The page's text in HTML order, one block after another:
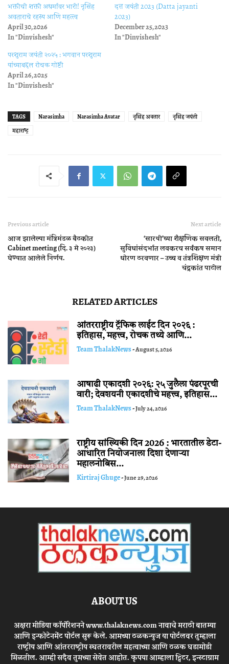
भक्तीची शक्ती अधर्मावर भारी! नृसिंह
अवताराचे रहस्य आणि महत्त्व
April 30, 2026
In "Dinvishesh"
दत्त जयंती 2023 (Datta jayanti
2023)
December 25, 2023
In "Dinvishesh"
परशुराम जयंती २०२५ : भगवान परशुराम
यांच्याबद्दल रोचक गोष्टी
April 26, 2025
In "Dinvishesh"
TAGS Narasimha Narasimha Avatar नृसिंह अवतार
नृसिंह जयंती
महाराष्ट्र
Previous article
आज झालेल्या मंत्रिमंडळ बैठकीत
Cabinet meeting (दि. ३ मे २०२३)
घेण्यात आलेले निर्णय.
Next article
‘सारथी’च्या शैक्षणिक सवलती,
सुविधांसंदर्भात लवकरच सर्वंकष समान
धोरण ठरवणार – उच्च व तंत्रशिक्षण मंत्री
चंद्रकांत पाटील
RELATED ARTICLES
आंतरराष्ट्रीय ट्रॅफिक लाईट दिन २०२६ :
इतिहास, महत्त्व, रोचक तथ्ये आणि...
Team ThalakNews-August 5, 2026
आषाढी एकादशी २०२६: २५ जुलैला पंढरपूरची
वारी; देवशयनी एकादशीचे महत्त्व, इतिहास...
Team ThalakNews-July 24, 2026
राष्ट्रीय सांख्यिकी दिन 2026 : भारतातील डेटा-
आधारित नियोजनाला दिशा देणाऱ्या
महालनोबिस...
Kirtiraj Ghuge-June 29, 2026
ABOUT US
अक्षरा मीडिया कॉर्पोरेशनने www.thalaknews.com नावाचे मराठी बातम्या
आणि इन्फोटेनमेंट पोर्टल सुरू केले. आमच्या ठळकन्युज या पोर्टलवर तुम्हाला
राष्ट्रीय आणि आंतरराष्ट्रीय स्घतरावरील महत्वाच्या आणि ठळक घडामोडी
मिळतील. आम्ही सदैव तुमच्या सेवेत आहोत. कृपया आम्हाला ट्विटर, इन्स्टाग्राम